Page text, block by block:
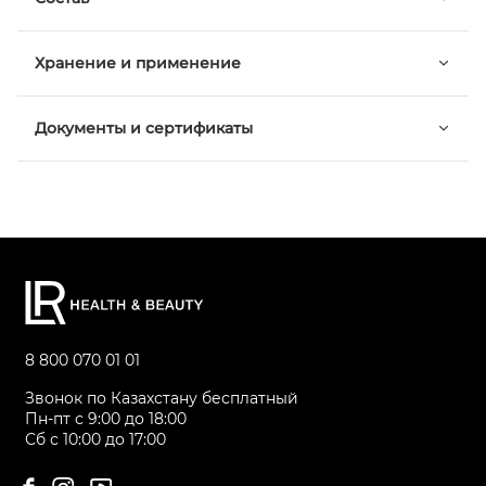
Хранение и применение
Документы и сертификаты
8 800 070 01 01
Звонок по Казахстану бесплатный
Пн-пт с 9:00 до 18:00
Сб с 10:00 до 17:00